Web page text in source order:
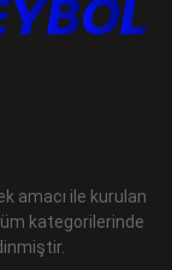
amacı ile kurulan
kategorilerinde